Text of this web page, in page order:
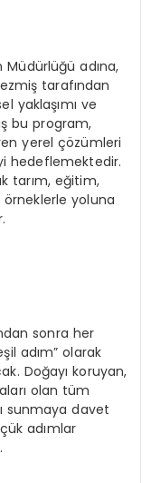
adına,
tarafından
yaklaşımı ve
bu program,
yerel çözümleri
hedeflemektedir.
tarım, eğitim,
yoluna
sonra her
adım” olarak
Doğayı koruyan,
olan tüm
sunmaya davet
adımlar